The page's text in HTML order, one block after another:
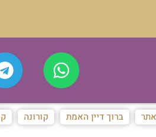
ברוך דיין האמת קורונה